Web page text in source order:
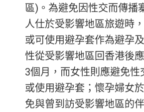
區)。為避免因性交而傳播
人仕於受影響地區旅遊時
或可使用避孕套作為避孕
性從受影響地區回香港後
3個月，而女性則應避免性
或使用避孕套；懷孕婦女
免與曾到訪受影響地區的